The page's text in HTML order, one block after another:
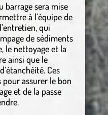
barrage sera mise
à l’équipe de
qui
de sédiments
le nettoyage et la
ainsi que le
Ces
assurer le bon
et de la passe